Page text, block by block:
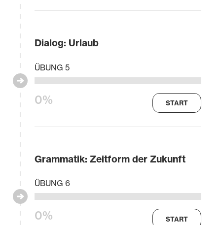
Dialog: Urlaub
0%
ÜBUNG 5
START
Grammatik: Zeitform der Zukunft
0%
ÜBUNG 6
START